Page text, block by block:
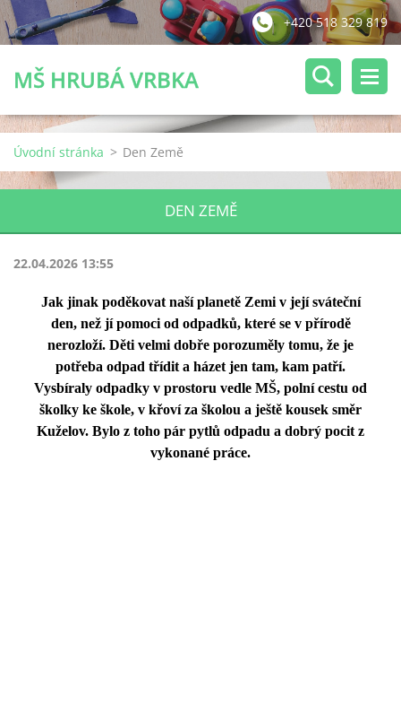
+420 518 329 819
MŠ HRUBÁ VRBKA
Úvodní stránka > Den Země
DEN ZEMĚ
22.04.2026 13:55
Jak jinak poděkovat naší planetě Zemi v její sváteční
den, než jí pomoci od odpadků, které se v přírodě
nerozloží. Děti velmi dobře porozuměly tomu, že je
potřeba odpad třídit a házet jen tam, kam patří.
Vysbíraly odpadky v prostoru vedle MŠ, polní cestu od
školky ke škole, v křoví za školou a ještě kousek směr
Kuželov. Bylo z toho pár pytlů odpadu a dobrý pocit z
vykonané práce.